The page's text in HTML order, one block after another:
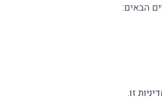
הבאים:
זו.